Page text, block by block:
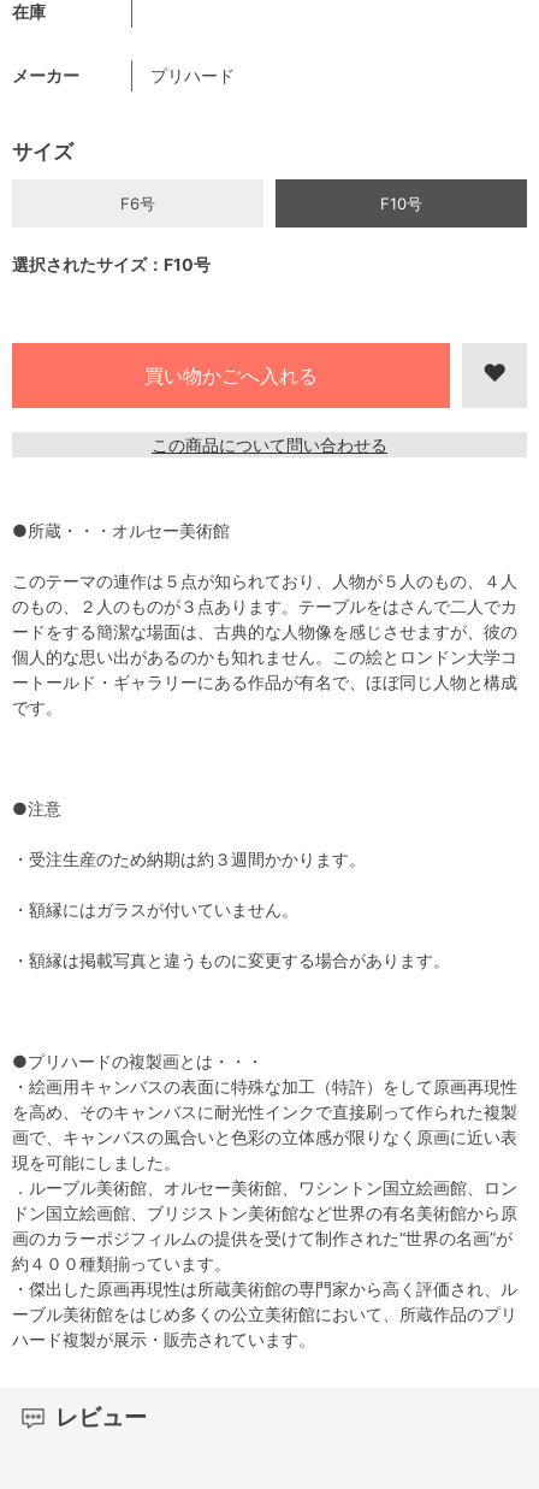
在庫
メーカー プリハード
サイズ
F6号 F10号
選択されたサイズ：F10号
この商品について問い合わせる
●所蔵・・・オルセー美術館
このテーマの連作は５点が知られており、人物が５人のもの、４人
のもの、２人のものが３点あります。テーブルをはさんで二人でカ
ードをする簡潔な場面は、古典的な人物像を感じさせますが、彼の
個人的な思い出があるのかも知れません。この絵とロンドン大学コ
ートールド・ギャラリーにある作品が有名で、ほぼ同じ人物と構成
です。
●注意
・受注生産のため納期は約３週間かかります。
・額縁にはガラスが付いていません。
・額縁は掲載写真と違うものに変更する場合があります。
●プリハードの複製画とは・・・
・絵画用キャンバスの表面に特殊な加工（特許）をして原画再現性
を高め、そのキャンバスに耐光性インクで直接刷って作られた複製
画で、キャンバスの風合いと色彩の立体感が限りなく原画に近い表
現を可能にしました。
．ルーブル美術館、オルセー美術館、ワシントン国立絵画館、ロン
ドン国立絵画館、ブリジストン美術館など世界の有名美術館から原
画のカラーポジフィルムの提供を受けて制作された“世界の名画”が
約４００種類揃っています。
・傑出した原画再現性は所蔵美術館の専門家から高く評価され、ル
ーブル美術館をはじめ多くの公立美術館において、所蔵作品のプリ
ハード複製が展示・販売されています。
レビュー